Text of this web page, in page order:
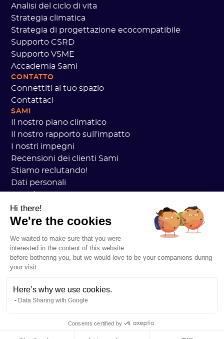
Analisi del ciclo di vita
Strategia climatica
Strategia di progettazione ecocompatibile
Supporto CSRD
Supporto VSME
Accademia Sami
CONTATTO
Connettiti al tuo spazio
Contattaci
SAMI
Il nostro piano climatico
Il nostro rapporto sull'impatto
I nostri impegni
Recensioni dei clienti Sami
Stiamo reclutando!
Dati personali
sicurezza
Stato dei servizi
RISORSE
Piano generale sul carbonio
Pratica Open Carbon
Il nostro blog
Comprendi tutto sull'impronta di carbonio
Comprendere tutto al CSRD
Hi there!
We're the cookies
We waited to make sure that you were
interested in the content of this website
before bothering you, but we would love to be your companions during
your visit...
Here’s why we use cookies.
Data Sharing with Google
Consents certified by